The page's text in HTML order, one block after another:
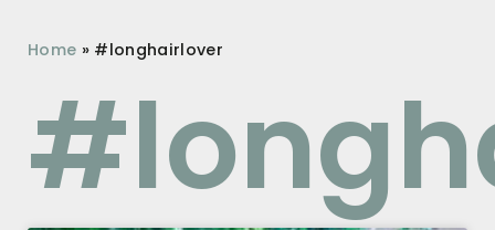
Home » #longhairlover